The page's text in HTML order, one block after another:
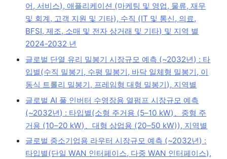
어, 서비스), 애플리케이션 (마케팅 및 영업, 물류, 재무
및 회계, 고객 지원 및 기타), 수직 (IT 및 통신, 의료,
BFSI, 제조, 소매 및 전자 상거래 및 기타) 및 지역 별
2024-2032 년
글로벌 단열 유리 밀봉기 시장규모 예측 (~2032년) : 타
입별(수직 밀봉기, 수평 밀봉기, 바닥 일체형 밀봉기, 이
동식 트롤리 밀봉기, 프레임형 대형 밀봉기), 지역별
글로벌 AI 풀 인버터 수영장용 열펌프 시장규모 예측
(~2032년) : 타입별(소형 주거용 (5–10 kW)、중형 주
거용 (10–20 kW)、대형 상업용 (20–50 kW)), 지역별
글로벌 중소기업용 라우터 시장규모 예측 (~2032년) :
타입별(단일 WAN 인터페이스, 다중 WAN 인터페이스),